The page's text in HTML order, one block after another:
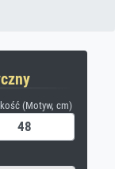
(Motyw, cm)